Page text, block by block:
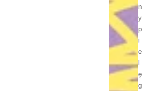
n
y
p
i
e
l
ę
g